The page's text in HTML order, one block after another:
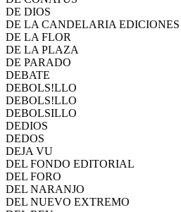
DE DIOS
DE LA CANDELARIA EDICIONES
DE LA FLOR
DE LA PLAZA
DE PARADO
DEBATE
DEBOLS!LLO
DEBOLS!LLO
DEBOLSILLO
DEDIOS
DEDOS
DEJA VU
DEL FONDO EDITORIAL
DEL FORO
DEL NARANJO
DEL NUEVO EXTREMO